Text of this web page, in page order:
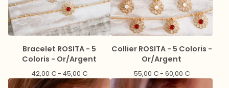
Bracelet ROSITA - 5
Coloris - Or/Argent
42,00 €- 45,00 €
Collier ROSITA - 5 Coloris -
Or/Argent
55,00 €- 60,00 €